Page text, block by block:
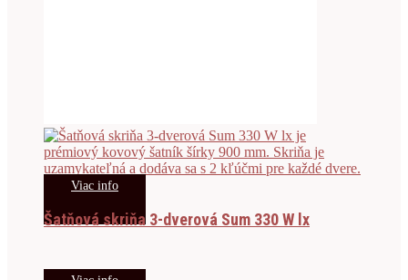
Viac info
Šatňová skriňa 3-dverová Sum 330 W lx